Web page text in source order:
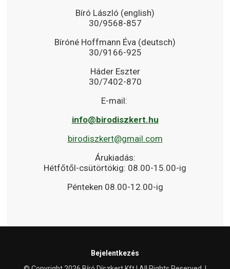
Bíró László (english)
30/9568-857
Bíróné Hoffmann Éva (deutsch)
30/9166-925
Háder Eszter
30/7402-870
E-mail:
info@birodiszkert.hu
birodiszkert@gmail.com
Árukiadás:
Hétfőtől-csütörtökig: 08.00-15.00-ig
Pénteken 08.00-12.00-ig
Bejelentkezés